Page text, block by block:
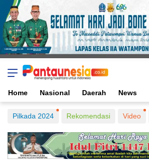
Home Nasional Daerah News
Pilkada 2024 Rekomendasi Video